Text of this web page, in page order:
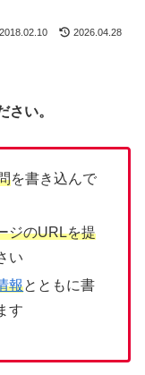
2018.02.10 2026.04.28
さい。
を書き込んで
ジのURLを提
い
報とともに書
す